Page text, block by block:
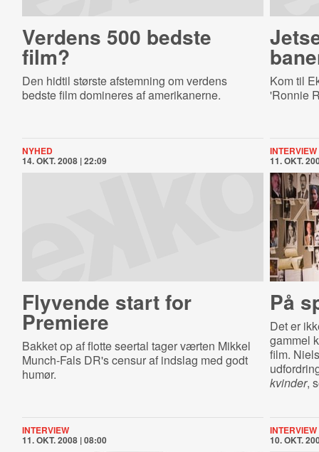
Verdens 500 bedste
film?
Den hidtil største afstemning om verdens
bedste film domineres af amerikanerne.
Kom til
'Ronnie
NYHED
14. OKT. 2008 | 22:09
Flyvende start for
Premiere
Bakket op af flotte seertal tager værten Mikkel
Munch-Fals DR's censur af indslag med godt
humør.
INTERVIEW
11. OKT.
På
Det er
gammel
film.
kvinder,
INTERVIEW
11. OKT. 2008 | 08:00
INTERVIEW
10. OKT.